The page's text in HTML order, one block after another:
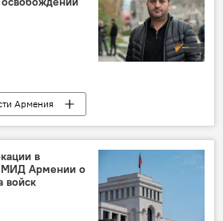
депутат
Армения
арест
бюджет
в
Армении о
войск